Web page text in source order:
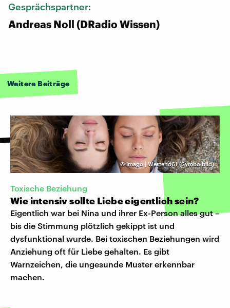
Gesprächspartner:
Andreas Noll (DRadio Wissen)
Weitere Beiträge
©Imago | Westend61 (Symbolbild)
Toxische Beziehung
Wie intensiv sollte Liebe eigentlich sein?
Eigentlich war bei Nina und ihrer Ex-Person alles gut –
bis die Stimmung plötzlich gekippt ist und
dysfunktional wurde. Bei toxischen Beziehungen wird
Anziehung oft für Liebe gehalten. Es gibt
Warnzeichen, die ungesunde Muster erkennbar
machen.